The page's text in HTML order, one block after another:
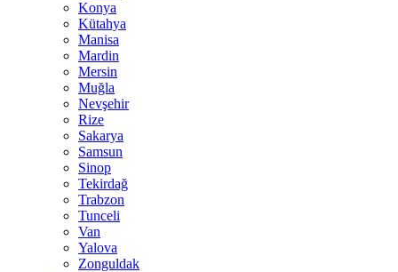
Konya
Kütahya
Manisa
Mardin
Mersin
Muğla
Nevşehir
Rize
Sakarya
Samsun
Sinop
Tekirdağ
Trabzon
Tunceli
Van
Yalova
Zonguldak